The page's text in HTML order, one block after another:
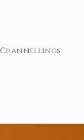
Channellings